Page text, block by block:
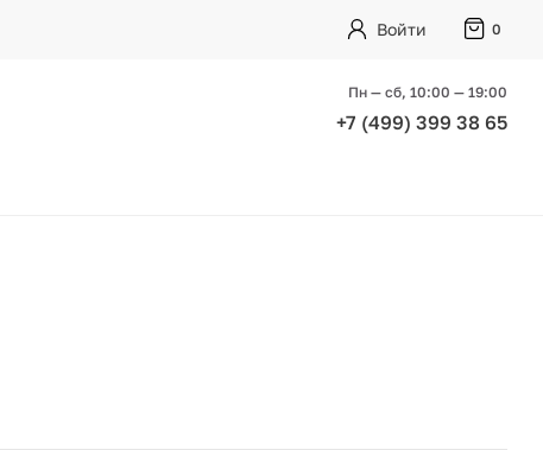
Войти 0
Пн — сб, 10:00 — 19:00
+7 (499) 399 38 65